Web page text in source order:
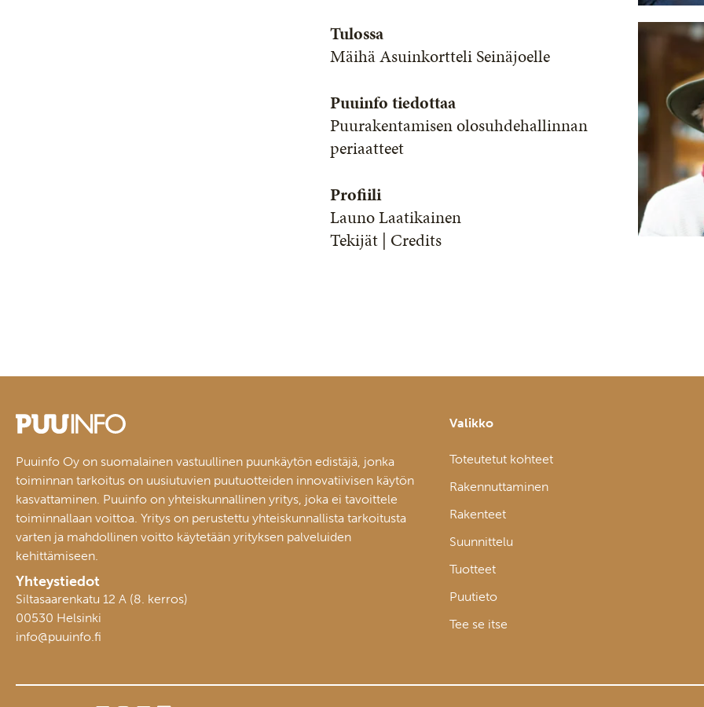
Tulossa
Mäihä Asuinkortteli Seinäjoelle
Puuinfo tiedottaa
Puurakentamisen olosuhdehallinnan
periaatteet
Profiili
Launo Laatikainen
Tekijät | Credits
Puuinfo Oy on suomalainen vastuullinen puunkäytön edistäjä, jonka
toiminnan tarkoitus on uusiutuvien puutuotteiden innovatiivisen käytön
kasvattaminen. Puuinfo on yhteiskunnallinen yritys, joka ei tavoittele
toiminnallaan voittoa. Yritys on perustettu yhteiskunnallista tarkoitusta
varten ja mahdollinen voitto käytetään yrityksen palveluiden
kehittämiseen.
Yhteystiedot
Siltasaarenkatu 12 A (8. kerros)
00530 Helsinki
info@puuinfo.fi
Valikko
Toteutetut kohteet
Rakennuttaminen
Rakenteet
Suunnittelu
Tuotteet
Puutieto
Tee se itse